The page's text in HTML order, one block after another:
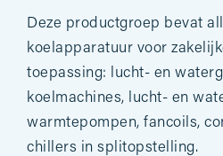
Deze productgroep bevat
koelapparatuur voor
toepassing: lucht- en
koelmachines, lucht- en
warmtepompen, fancoils,
chillers in splitopstelling.